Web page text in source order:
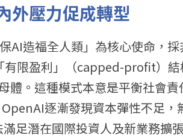
外壓力促成轉型
AI造福全人類」為核心使命，採
有限盈利」（capped-profit）
體。這種模式本意是平衡社會
逐漸發現資本彈性不足，
足潛在國際投資人及新業務擴